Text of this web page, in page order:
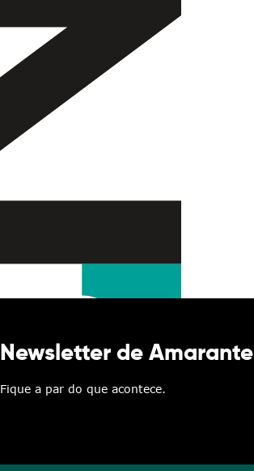
Newsletter de Amarante
Fique a par do que acontece.